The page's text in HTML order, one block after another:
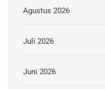
Agustus 2026
Juli 2026
Juni 2026